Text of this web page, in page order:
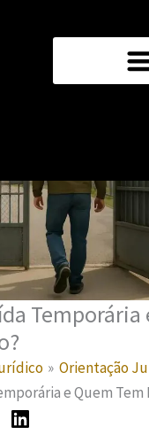
Temporária
Orientação
e Quem